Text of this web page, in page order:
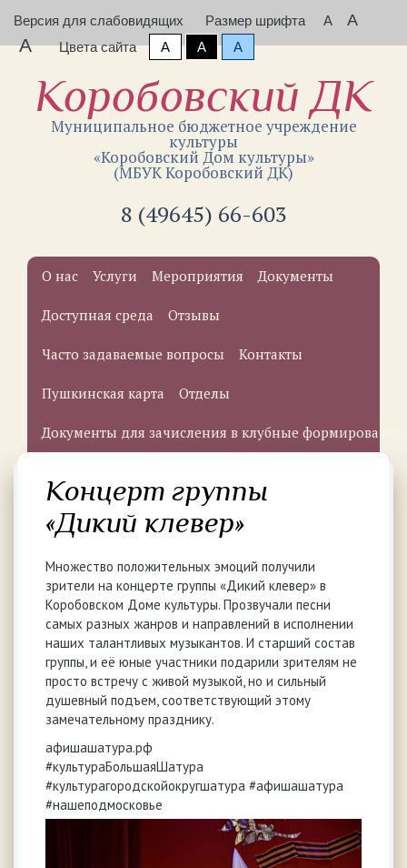
Версия для слабовидящих Размер шрифта A A
A Цвета сайта A A A
Коробовский ДК
Муниципальное бюджетное учреждение
культуры
«Коробовский Дом культуры»
(МБУК Коробовский ДК)
8 (49645) 66-603
О нас Услуги Мероприятия Документы
Доступная среда Отзывы
Часто задаваемые вопросы Контакты
Пушкинская карта Отделы
Документы для зачисления в клубные формирования
Концерт группы
«Дикий клевер»
Множество положительных эмоций получили
зрители на концерте группы «Дикий клевер» в
Коробовском Доме культуры. Прозвучали песни
самых разных жанров и направлений в исполнении
наших талантливых музыкантов. И старший состав
группы, и её юные участники подарили зрителям не
просто встречу с живой музыкой, но и сильный
душевный подъем, соответствующий этому
замечательному празднику.
афишашатура.рф
#культураБольшаяШатура
#культурагородскойокругшатура #афишашатура
#нашеподмосковье